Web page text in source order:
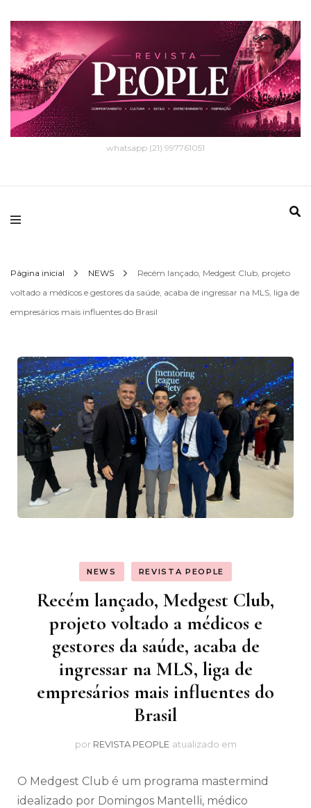
whatsapp (21) 997761051
Página inicial NEWS
Recém lançado, Medgest Club, projeto
voltado a médicos e gestores da saúde, acaba de ingressar na MLS, liga de
empresários mais influentes do Brasil
NEWS REVISTA PEOPLE
Recém lançado, Medgest Club,
projeto voltado a médicos e
gestores da saúde, acaba de
ingressar na MLS, liga de
empresários mais influentes do
Brasil
por REVISTA PEOPLE atualizado em
O Medgest Club é um programa mastermind
idealizado por Domingos Mantelli, médico